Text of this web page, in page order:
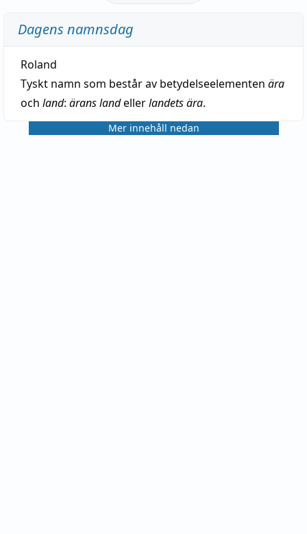
Dagens namnsdag
Roland
Tyskt namn som består av betydelseelementen ära
och land: ärans landellerlandets ära.
Mer innehåll nedan